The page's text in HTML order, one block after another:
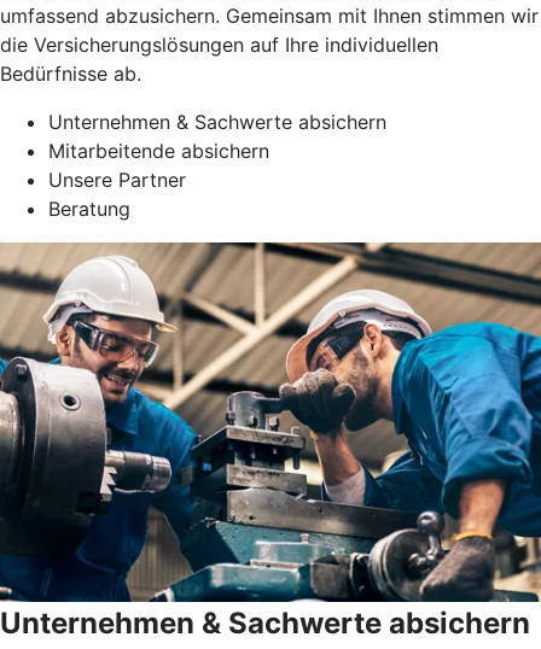
umfassend abzusichern. Gemeinsam mit Ihnen stimmen wir
die Versicherungslösungen auf Ihre individuellen
Bedürfnisse ab.
Unternehmen & Sachwerte absichern
Mitarbeitende absichern
Unsere Partner
Beratung
Unternehmen & Sachwerte absichern